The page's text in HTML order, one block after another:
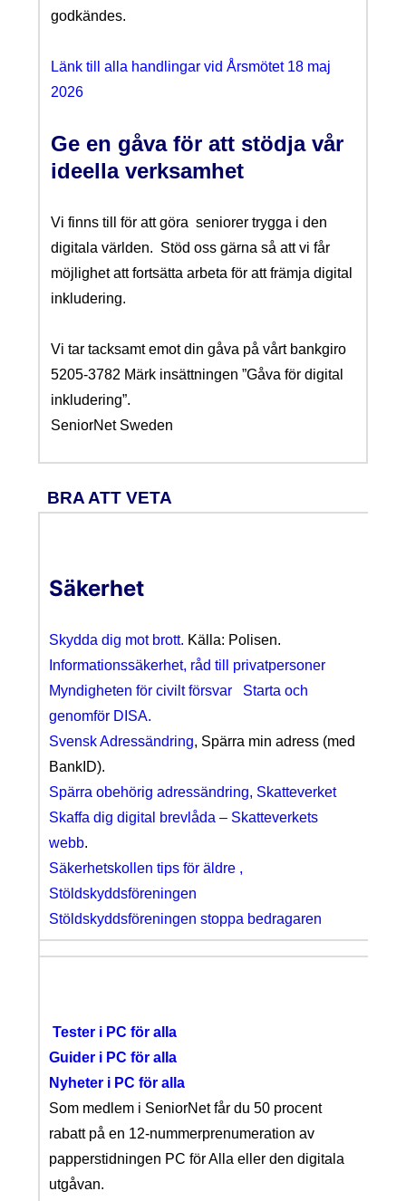
godkändes.
Länk till alla handlingar vid Årsmötet 18 maj
2026
Ge en gåva för att stödja vår
ideella verksamhet
Vi finns till för att göra seniorer trygga i den
digitala världen. Stöd oss gärna så att vi får
möjlighet att fortsätta arbeta för att främja digital
inkludering.
Vi tar tacksamt emot din gåva på vårt bankgiro
5205-3782 Märk insättningen ”Gåva för digital
inkludering”.
SeniorNet Sweden
BRA ATT VETA
Säkerhet
Skydda dig mot brott. Källa: Polisen.
Informationssäkerhet, råd till privatpersoner
Myndigheten för civilt försvar
Starta och
genomför DISA.
Svensk Adressändring, Spärra min adress (med
BankID).
Spärra obehörig adressändring, Skatteverket
Skaffa dig digital brevlåda – Skatteverkets
webb.
Säkerhetskollen tips för äldre ,
Stöldskyddsföreningen
Stöldskyddsföreningen stoppa bedragaren
Tester i PC för alla
Guider i PC för alla
Nyheter i PC för alla
Som medlem i SeniorNet får du 50 procent
rabatt på en 12-nummerprenumeration av
papperstidningen PC för Alla eller den digitala
utgåvan.